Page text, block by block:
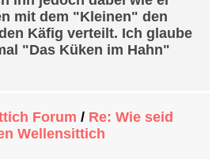
mit dem "Kleinen" den
Käfig verteilt. Ich glaube
"Das Küken im Hahn"
Forum / Re: Wie seid
Wellensittich